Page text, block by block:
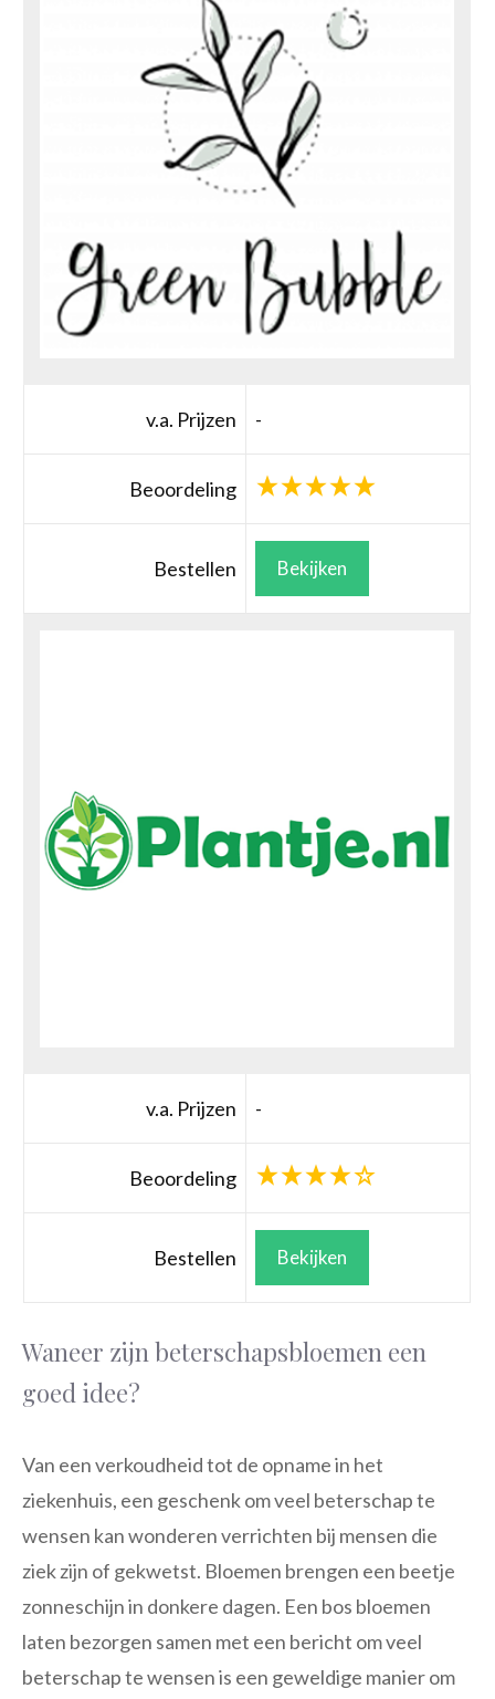
v.a. Prijzen -
Beoordeling
Bestellen Bekijken
v.a. Prijzen -
Beoordeling
Bestellen Bekijken
Waneer zijn beterschapsbloemen een
goed idee?
Van een verkoudheid tot de opname in het
ziekenhuis, een geschenk om veel beterschap te
wensen kan wonderen verrichten bij mensen die
ziek zijn of gekwetst. Bloemen brengen een beetje
zonneschijn in donkere dagen. Een bos bloemen
laten bezorgen samen met een bericht om veel
beterschap te wensen is een geweldige manier om